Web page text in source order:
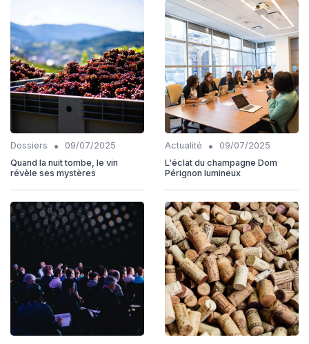
Dossiers •
09/07/2025
Quand la nuit tombe, le vin
révèle ses mystères
Actualité •
09/07/2025
L'éclat du champagne Dom
Pérignon lumineux